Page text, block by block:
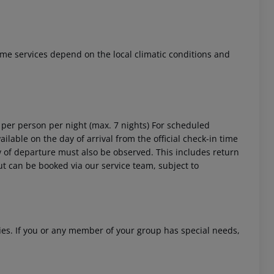
services depend on the local climatic conditions and
person per night (max. 7 nights) For scheduled
on the day of arrival from the official check-in time
departure must also be observed. This includes return
can be booked via our service team, subject to
If you or any member of your group has special needs,